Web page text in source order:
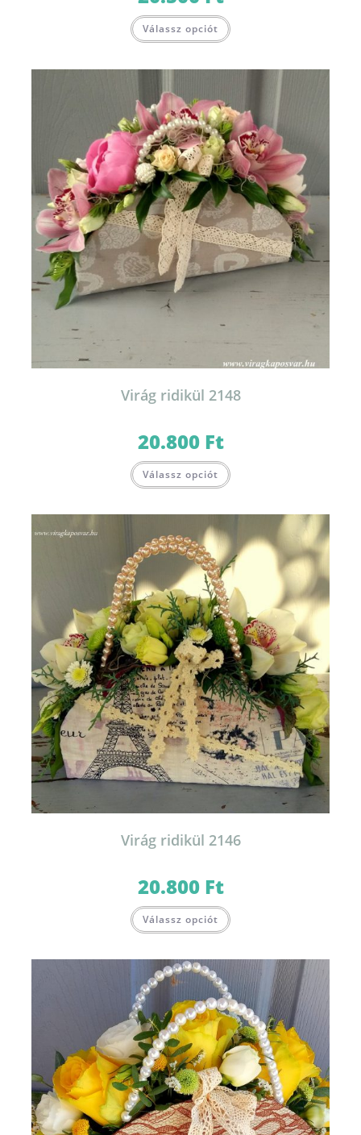
Válassz opciót
Virág ridikül 2148
20.800 Ft
Válassz opciót
Virág ridikül 2146
20.800 Ft
Válassz opciót